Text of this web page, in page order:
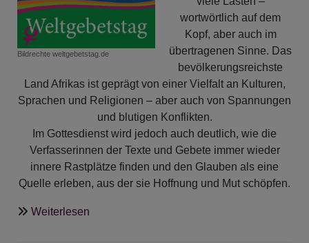
Bildrechte weltgebetstag.de
wortwörtlich auf dem
Kopf, aber auch im
übertragenen Sinne. Das
bevölkerungsreichste
Land Afrikas ist geprägt von einer Vielfalt an Kulturen,
Sprachen und Religionen – aber auch von Spannungen
und blutigen Konflikten.
Im Gottesdienst wird jedoch auch deutlich, wie die
Verfasserinnen der Texte und Gebete immer wieder
innere Rastplätze finden und den Glauben als eine
Quelle erleben, aus der sie Hoffnung und Mut schöpfen.
Weiterlesen